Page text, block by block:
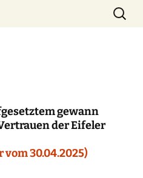
Eifel
Suchen
nach:
gewann
der Eifeler
30.04.2025)